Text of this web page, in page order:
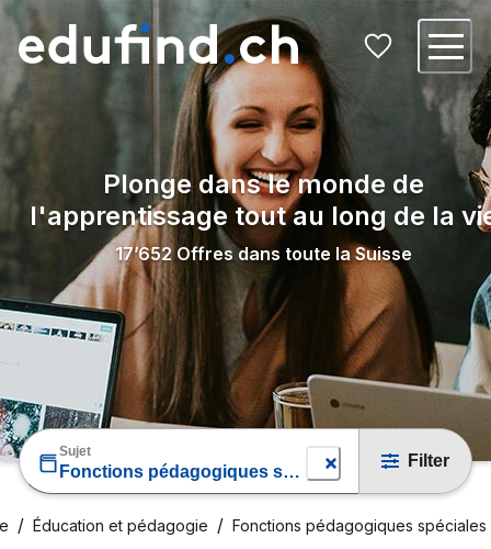
Plonge dans le monde de
l'apprentissage tout au long de la
17’652 Offres dans toute la Suisse
Sujet
Fonctions pédagogiques spéciales
Filter
Éducation et pédagogie Fonctions pédagogiques spéciales